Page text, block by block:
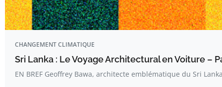
CHANGEMENT CLIMATIQUE
Sri Lanka : Le Voyage Architectural en Voiture –
EN BREF Geoffrey Bawa, architecte emblématique du Sri